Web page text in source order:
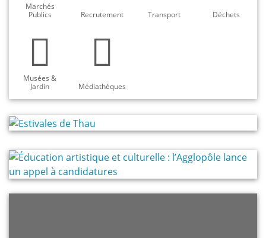
Marchés
Publics
Recrutement Transport Déchets
Musées &
Jardin
Médiathèques